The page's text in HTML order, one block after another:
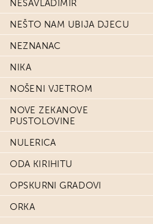
NESAVLADIMIR
NEŠTO NAM UBIJA DJECU
NEZNANAC
NIKA
NOŠENI VJETROM
NOVE ZEKANOVE
PUSTOLOVINE
NULERICA
ODA KIRIHITU
OPSKURNI GRADOVI
ORKA